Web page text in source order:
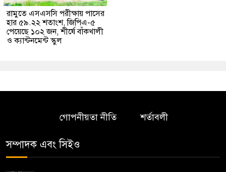
রামুতে এসএসসি পরীক্ষায় পাসের
হার ৫৯.২২ শতাংশ, জিপিএ-৫
পেয়েছে ১০২ জন, শীর্ষে বাঁকখালী
ও ক্যান্টনমেন্ট স্কুল
গোপনীয়তা নীতি শর্তাবলী
সম্পাদক এবং সিইও